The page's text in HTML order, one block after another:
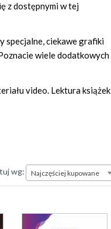
z dostępnymi w tej
specjalne, ciekawe grafiki
wiele dodatkowych
video. Lektura książek
wg:Najczęściej kupowane
Najczęściej kupowane